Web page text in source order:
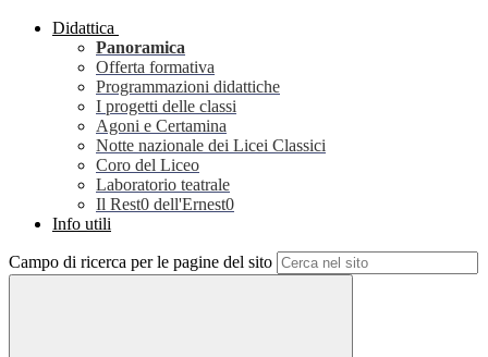
Didattica
Panoramica
Offerta formativa
Programmazioni didattiche
I progetti delle classi
Agoni e Certamina
Notte nazionale dei Licei Classici
Coro del Liceo
Laboratorio teatrale
Il Rest0 dell'Ernest0
Info utili
Campo di ricerca per le pagine del sito